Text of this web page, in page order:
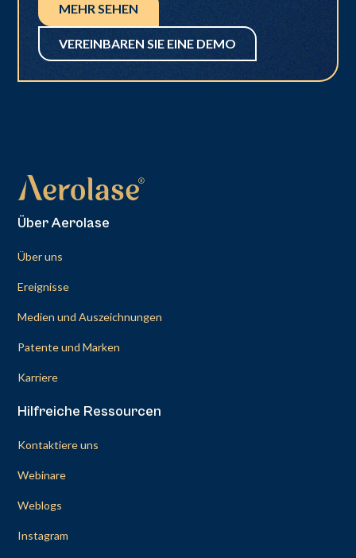
MEHR SEHEN
VEREINBAREN SIE EINE DEMO
Über Aerolase
Über uns
Ereignisse
Medien und Auszeichnungen
Patente und Marken
Karriere
Hilfreiche Ressourcen
Kontaktiere uns
Webinare
Weblogs
Instagram